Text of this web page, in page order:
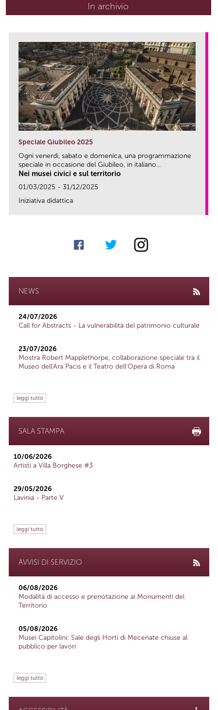
In archivio
Speciale Giubileo 2025
Ogni venerdì, sabato e domenica, una programmazione
speciale in occasione del Giubileo, in italiano...
Nei musei civici e sul territorio
01/03/2025 - 31/12/2025
Iniziativa didattica
NEWS
24/07/2026
Call for Abstracts - La vulnerabilità del patrimonio culturale
23/07/2026
Mostra Robert Mapplethorpe, collaborazione speciale tra il
Museo dell'Ara Pacis e il Teatro dell'Opera di Roma
leggi tutto
SALA STAMPA
10/06/2026
Artisti a Villa Borghese #3
29/05/2026
Lavinia - Parte V
leggi tutto
AVVISI DI SERVIZIO
06/08/2026
Modalità di accesso e prenotazione ai Monumenti del
Territorio
05/08/2026
Musei Capitolini: Sale degli Horti di Mecenate chiuse al
pubblico per lavori
leggi tutto